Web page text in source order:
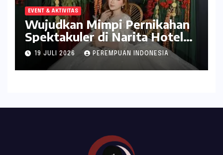
EVENT & AKTIVITAS
Wujudkan Mimpi Pernikahan
Spektakuler di Narita Hotel
Surabaya
19 JULI 2026 PEREMPUAN INDONESIA